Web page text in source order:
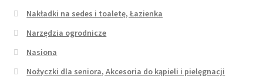
Nakładki na sedes i toaletę, Łazienka
Narzędzia ogrodnicze
Nasiona
Nożyczki dla seniora, Akcesoria do kąpieli i pielęgnacji